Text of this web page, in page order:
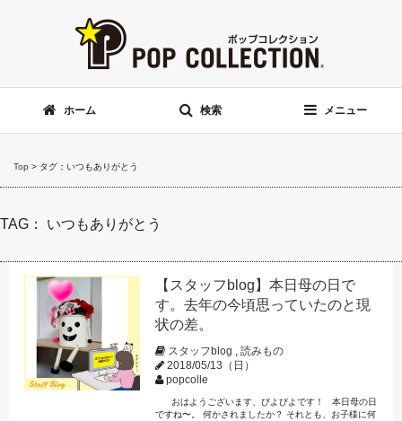
ホーム 検索 メニュー
Top > タグ：いつもありがとう
TAG： いつもありがとう
【スタッフblog】本日母の日で
す。去年の今頃思っていたのと現
状の差。
スタッフblog , 読みもの
2018/05/13（日）
popcolle
おはようございます、びよびよです！ 本日母の日
ですね〜。 何かされましたか？ それとも、お子様に何